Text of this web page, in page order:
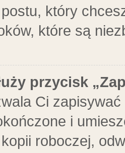
który
które są
przycisk
Ci
i
roboczej,